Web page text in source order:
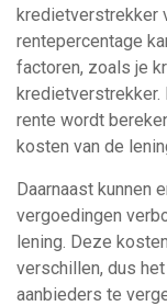
kredietverstrekker
rentepercentage
factoren, zoals je
kredietverstrekker.
rente wordt
kosten van de
Daarnaast kunnen
vergoedingen
lening. Deze
verschillen, dus
aanbieders te